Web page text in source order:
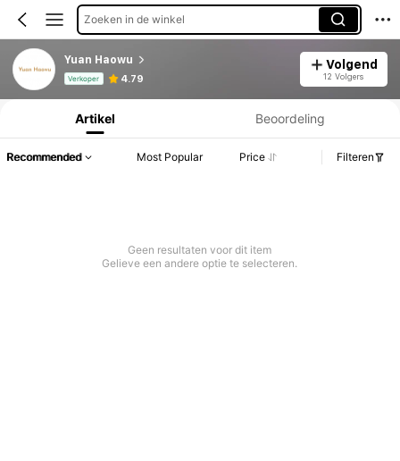
Zoeken in de winkel
Yuan Haowu
Verkoper 4.79
Volgend
12 Volgers
Productinformatie: Prijsopenbaring, Verkoop- en Voorraadgegevens.
Artikel Beoordeling
Recommended Most Popular Price Filteren
Geen resultaten voor dit item
Gelieve een andere optie te selecteren.